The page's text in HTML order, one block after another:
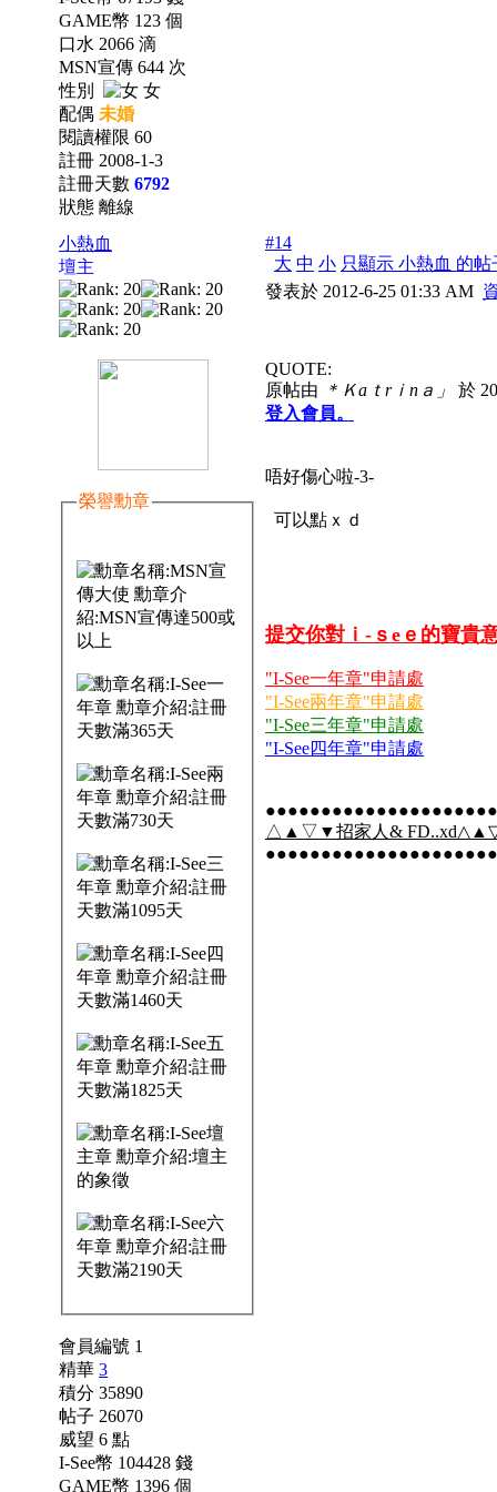
GAME幣 123 個
口水 2066 滴
MSN宣傳 644 次
性別
女
配偶 未婚
閱讀權限 60
註冊 2008-1-3
註冊天數 6792
狀態 離線
小熱血
壇主
榮譽勳章
會員編號 1
精華 3
積分 35890
帖子 26070
威望 6 點
I-See幣 104428 錢
GAME幣 1396 個
#14
大 中 小 只顯示 小熱血 的帖
發表於 2012-6-25 01:33 AM
QUOTE:
原帖由
＊Ｋaｔrｉnａ」
於
登入會員。
唔好傷心啦-3-
可以點ｘｄ
提交你對ｉ-ｓeｅ的寶貴
"I-See一年章"申請處
"I-See兩年章"申請處
"I-See三年章"申請處
"I-See四年章"申請處
△▲▽▼招家人&